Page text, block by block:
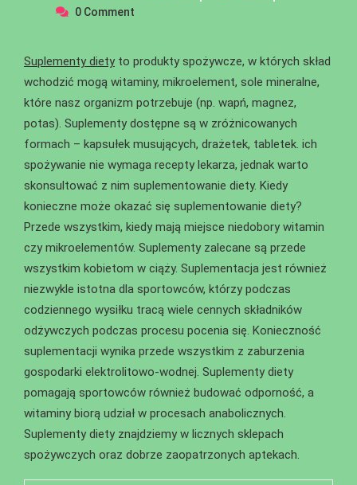
0 Comment
Suplementy diety to produkty spożywcze, w których skład
wchodzić mogą witaminy, mikroelement, sole mineralne,
które nasz organizm potrzebuje (np. wapń, magnez,
potas). Suplementy dostępne są w zróżnicowanych
formach – kapsułek musujących, drażetek, tabletek. ich
spożywanie nie wymaga recepty lekarza, jednak warto
skonsultować z nim suplementowanie diety. Kiedy
konieczne może okazać się suplementowanie diety?
Przede wszystkim, kiedy mają miejsce niedobory witamin
czy mikroelementów. Suplementy zalecane są przede
wszystkim kobietom w ciąży. Suplementacja jest również
niezwykle istotna dla sportowców, którzy podczas
codziennego wysiłku tracą wiele cennych składników
odżywczych podczas procesu pocenia się. Konieczność
suplementacji wynika przede wszystkim z zaburzenia
gospodarki elektrolitowo-wodnej. Suplementy diety
pomagają sportowców również budować odporność, a
witaminy biorą udział w procesach anabolicznych.
Suplementy diety znajdziemy w licznych sklepach
spożywczych oraz dobrze zaopatrzonych aptekach.